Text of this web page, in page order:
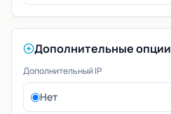
Дополнительные опции
Дополнительный IP
Нет